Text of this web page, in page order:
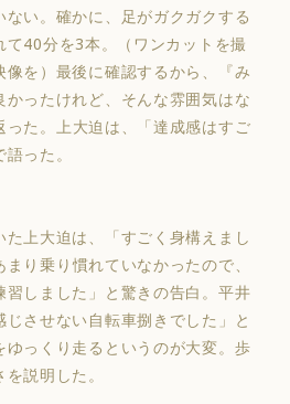
い。確かに、足がガクガクする
て40分を3本。（ワンカットを撮
像を）最後に確認するから、『み
ったけれど、そんな雰囲気はな
った 。上大迫は、「達成感はすご
った。
た上大迫は、「すごく身構えまし
り乗り慣れていなかったので、
しました」と驚きの告白 。平井
させない自転車捌きでした」と
ゆっくり走るというのが大変。歩
説明した。